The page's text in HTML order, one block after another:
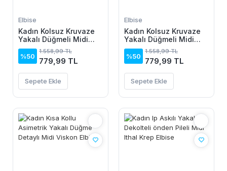
Elbise
Kadın Kolsuz Kruvaze
Yakalı Düğmeli Midi
Keten Elbise
%50
1.558,99 TL
779,99 TL
Sepete Ekle
Elbise
Kadın Kolsuz Kruvaze
Yakalı Düğmeli Midi
Keten Elbise
%50
1.558,99 TL
779,99 TL
Sepete Ekle